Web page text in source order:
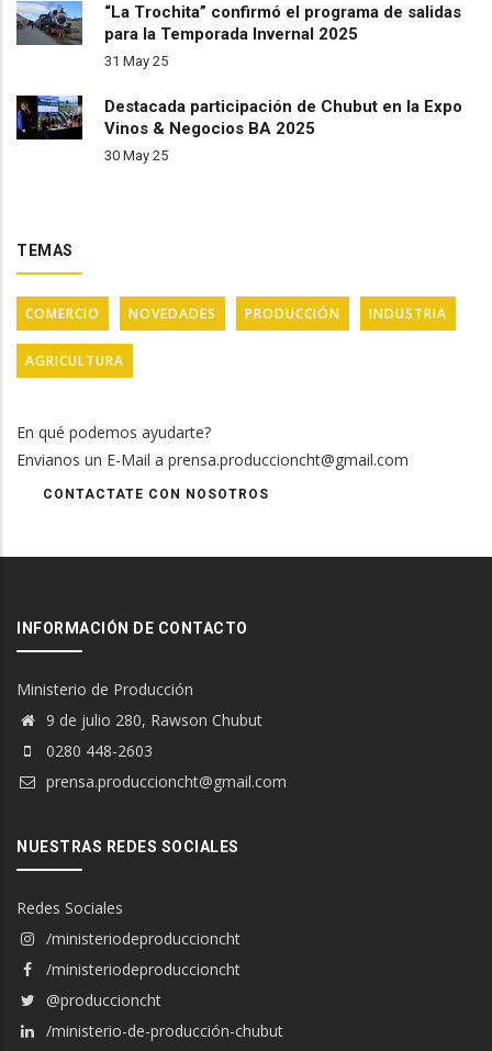
“La Trochita” confirmó el programa de salidas
para la Temporada Invernal 2025
31 May 25
Destacada participación de Chubut en la Expo
Vinos & Negocios BA 2025
30 May 25
TEMAS
COMERCIO NOVEDADES PRODUCCIÓN INDUSTRIA
AGRICULTURA
En qué podemos ayudarte?
Envianos un E-Mail a prensa.produccioncht@gmail.com
CONTACTATE CON NOSOTROS
INFORMACIÓN DE CONTACTO
Ministerio de Producción
9 de julio 280, Rawson Chubut
0280 448-2603
prensa.produccioncht@gmail.com
NUESTRAS REDES SOCIALES
Redes Sociales
/ministeriodeproduccioncht
/ministeriodeproduccioncht
@produccioncht
/ministerio-de-producción-chubut